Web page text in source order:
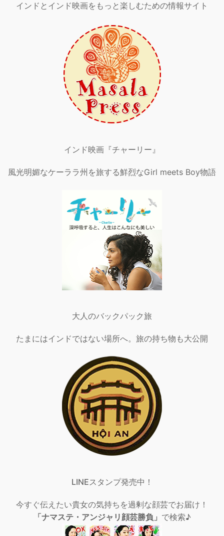
インドとインド映画をもっと楽しむための情報サイト
インド映画『チャーリー』
風光明媚なケーララ州を旅する鮮烈なGirl meets Boy物語
大人のバックパック旅
たまにはインドではない場所へ。旅の持ち物も大公開
LINEスタンプ発売中！
今すぐ伝えたい貴女の気持ちを過剰な顔芸でお届け！
「ナマステ・アンジャリ顔芸勝負」 で検索♪